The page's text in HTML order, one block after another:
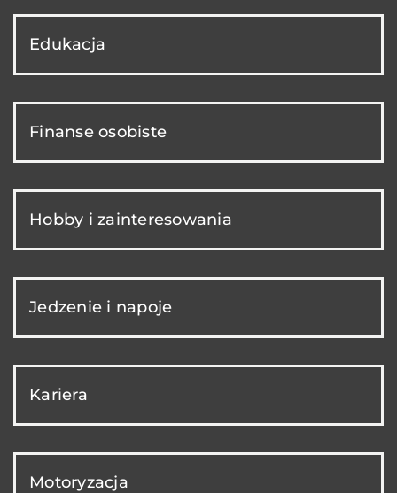
Edukacja
Finanse osobiste
Hobby i zainteresowania
Jedzenie i napoje
Kariera
Motoryzacja